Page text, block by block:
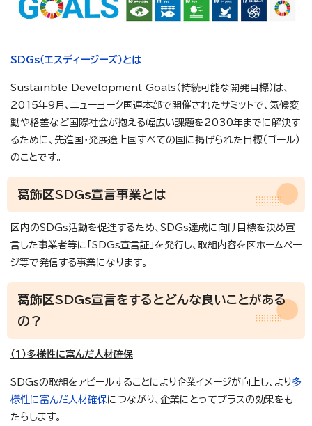
SDGs（エスディージーズ）とは
Sustainble Development Goals（持続可能な開発目標）は、
2015年9月、ニューヨーク国連本部で開催されたサミットで、気候変
動や格差など国際社会が抱える幅広い課題を2030年までに解決す
るために、先進国・発展途上国すべての国に掲げられた目標（ゴール）
のことです。
葛飾区SDGs宣言事業とは
区内のSDGs活動を促進するため、SDGs達成に向け目標を決め宣
言した事業者等に「SDGs宣言証」を発行し、取組内容を区ホームペー
ジ等で発信する事業になります。
葛飾区SDGs宣言をするとどんな良いことがある
の？
（1）多様性に富んだ人材確保
SDGsの取組をアピールすることにより企業イメージが向上し、より多
様性に富んだ人材確保につながり、企業にとってプラスの効果をも
たらします。